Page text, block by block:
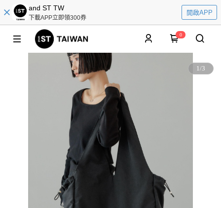
and ST TW
下載APP立即領300券
開啟APP
0
1/3